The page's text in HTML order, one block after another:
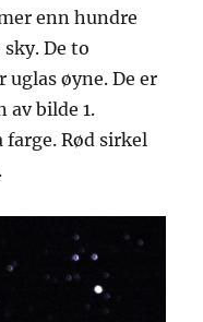
enn hundre
De to
øyne. De er
av bilde 1.
Rød sirkel